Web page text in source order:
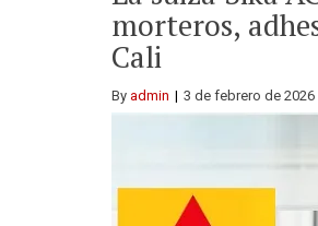
morteros,
Cali
By admin 3 de febrero de 2026